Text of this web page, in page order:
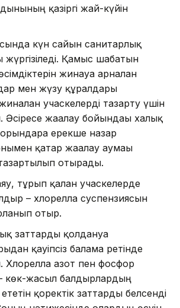
қазіргі жай-күйін
күн сайын санитарлық
Қамыс шабатын
жинауға арналған
мен жүзу құралдары
учаскелерді тазарту үшін
жағалау бойындағы халық
ерекше назар
қатар жағалау аумағы
отырады.
тұрып қалған учаскелерде
– хлорелла суспензиясын
отыр.
заттарды қолдануға
қауіпсіз балама ретінде
Хлорелла азот пен фосфор
көк-жасыл балдырлардың
қоректік заттарды белсенді